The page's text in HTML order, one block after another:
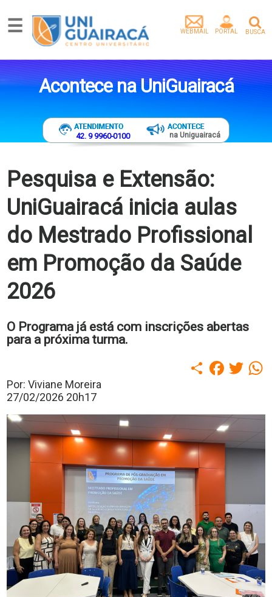
Graduação
Graduação
Extensão
Egressos
Vídeos
Artigos
Instituição
Empresa
Tenha
um
polo
Portal
Calendário
Acadêmico
Guairacard
Portal
Empregabilidade
Destaque
Mais
Opções
☰ BUSCA
PORTAL
WEBMAIL
Acontece na UniGuairacá
42. 9 9960-0100 na Uniguairacá
Pesquisa e Extensão:
UniGuairacá inicia aulas
do Mestrado Profissional
em Promoção da Saúde
2026
O Programa já está com inscrições abertas
para a próxima turma.
Compartilhar
Por: Viviane Moreira
27/02/2026 20h17